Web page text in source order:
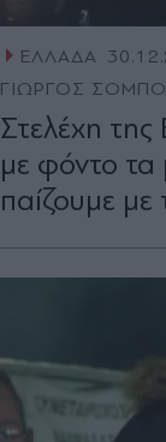
ΕΛΛΑΔΑ
ΓΙΩΡΓΟΣ
Στελέχη
με φόντο
παίζουμε